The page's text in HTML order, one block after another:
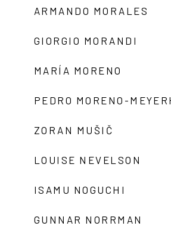
ARMANDO MORALES
GIORGIO MORANDI
MARÍA MORENO
PEDRO MORENO-
ZORAN MUŠIČ
LOUISE NEVELSON
ISAMU NOGUCHI
GUNNAR NORRMAN